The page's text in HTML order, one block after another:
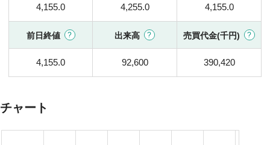
4,155.0 4,255.0 4,155.0
前日終値 出来高 売買代金(千円)
4,155.0 92,600 390,420
チャート